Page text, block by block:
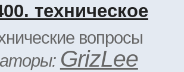
техническое
вопросы
GrizLee